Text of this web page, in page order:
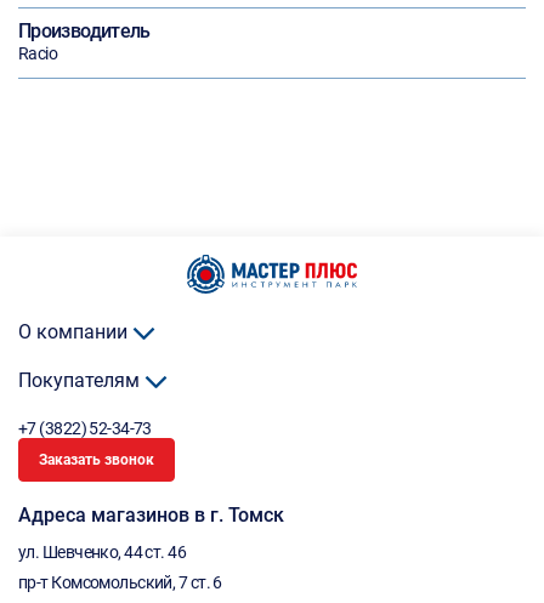
Производитель
Racio
О компании
Покупателям
+7 (3822) 52-34-73
Заказать звонок
Адреса магазинов в г. Томск
ул. Шевченко, 44 ст. 46
пр-т Комсомольский, 7 ст. 6